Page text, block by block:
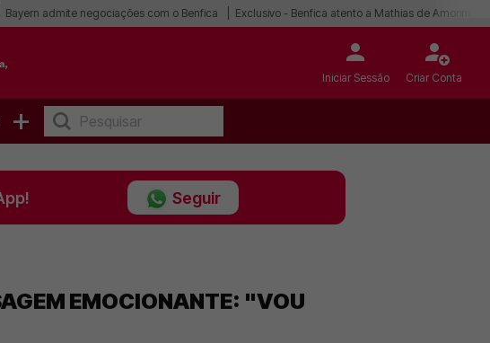
Bayern admite negociações com o Benfica Exclusivo - Benfica atento a Mathias de Amorim
Iniciar Sessão Criar Conta
+
Seguir
EMOCIONANTE: "VOU